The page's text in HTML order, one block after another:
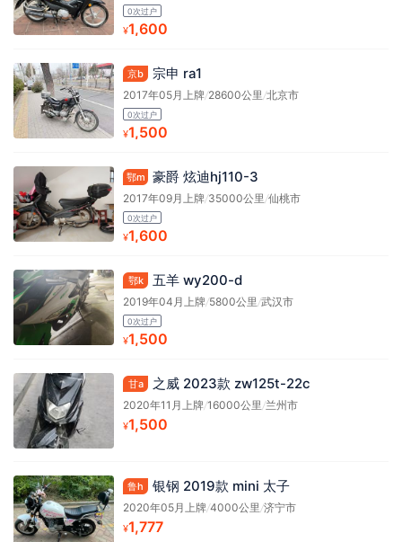
0次过户
¥1,600
京b 宗申 ra1
2017年05月上牌/28600公里/北京市
0次过户
¥1,500
鄂m 豪爵 炫迪hj110-3
2017年09月上牌/35000公里/仙桃市
0次过户
¥1,600
鄂k 五羊 wy200-d
2019年04月上牌/5800公里/武汉市
0次过户
¥1,500
甘a 之威 2023款 zw125t-22c
2020年11月上牌/16000公里/兰州市
¥1,500
鲁h 银钢 2019款 mini 太子
2020年05月上牌/4000公里/济宁市
¥1,777